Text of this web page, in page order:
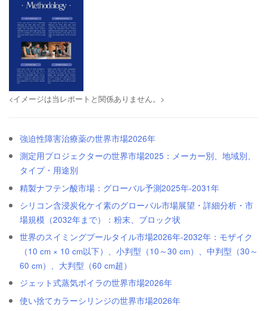
<イメージは当レポートと関係ありません。>
強迫性障害治療薬の世界市場2026年
測定用プロジェクターの世界市場2025：メーカー別、地域別、
タイプ・用途別
精製ナフテン酸市場：グローバル予測2025年-2031年
シリコン含浸炭化ケイ素のグローバル市場展望・詳細分析・市
場規模（2032年まで）：粉末、ブロック状
世界のスイミングプールタイル市場2026年-2032年：モザイク
（10 cm × 10 cm以下）、小判型（10～30 cm）、中判型（30～
60 cm）、大判型（60 cm超）
ジェット式蒸気ボイラの世界市場2026年
使い捨てカラーシリンジの世界市場2026年